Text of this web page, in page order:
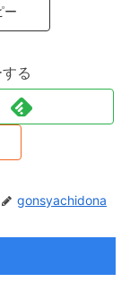
ー
る
gonsyachidona